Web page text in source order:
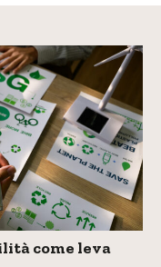
come leva